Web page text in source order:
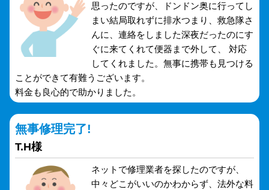
思ったのですが、ドンドン奥に行ってし
まい結局取れずに排水つまり、救急隊さ
んに、連絡をしました深夜だったのにす
ぐに来てくれて便器まで外して、 対応
してくれました。無事に携帯も見つける
ことができて有難うございます。
料金も良心的で助かりました。
無事修理完了!
T.H様
ネットで修理業者を探したのですが、
中々どこがいいのかわからず、法外な料